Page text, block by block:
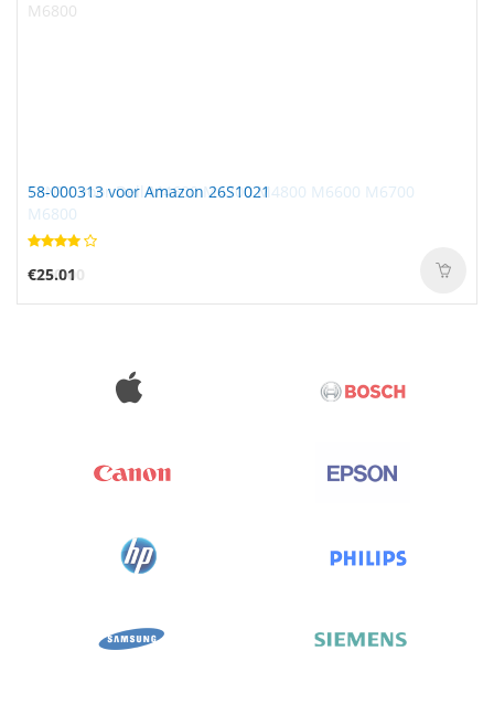
58-000313 voor Amazon 26S1021
€25.01